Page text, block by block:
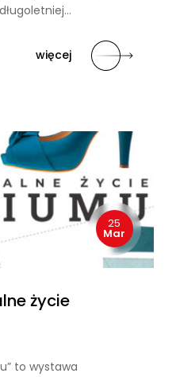
więcej
25
Mar
życie
to wystawa